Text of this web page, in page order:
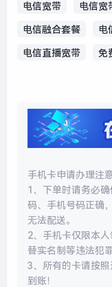
电信宽带 电信宽
电信融合套餐 电
电信直播宽带 免
手机卡申请办理注
1、下单时请务必
码、手机号码正确
无法配送。
2、手机卡仅限本
替实名制等违法犯
3、所有的卡请按
到账！